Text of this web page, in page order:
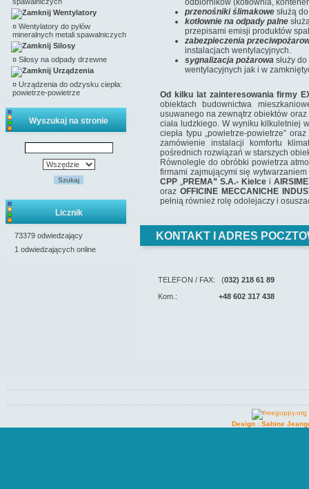
Wentylatory
¤ Wentylatory do pyłów
mineralnych metali spawalniczych
Silosy
¤ Silosy na odpady drzewne
Urządzenia
¤ Urządzenia do odzysku ciepła:
powietrze-powietrze
Wyszukaj na stronie
Szukaj
Licznik
73379 odwiedzający
1 odwiedzających online
odbiorników (kotłownia,
przenośniki ślimakowe służą
kotłownie na odpady palne
przepisami emisji produktów
zabezpieczenia
instalacjach wentylacyjnych.
sygnalizacja pożarowa służy
wentylacyjnych jak i w
Od kilku lat zainteresowania firmy
obiektach budownictwa
usuwanego na zewnątrz obiektów
ciała ludzkiego. W wyniku kilkuletniej
ciepła typu „powietrze-powietrze”
zamówienie instalacji komfortu
pośrednich rozwiązań w starszych
Równolegle do obróbki powietrza
firmami zajmującymi się
CPP „PREMA” S.A.- Kielcei
oraz OFFICINE MECCANICHE
pełnią również rolę odolejaczy i
KONTAKT I ADRES
TELEFON / FAX: (032) 218 61 89
Kom.: +48 602 317 438
Design : Sabine